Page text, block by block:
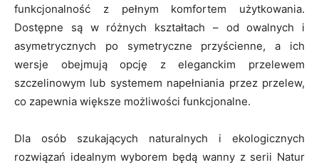
funkcjonalność z pełnym komfortem użytkowania.
Dostępne są w różnych kształtach – od owalnych i
asymetrycznych po symetryczne przyścienne, a ich
wersje obejmują opcję z eleganckim przelewem
szczelinowym lub systemem napełniania przez przelew,
co zapewnia większe możliwości funkcjonalne.
Dla osób szukających naturalnych i ekologicznych
rozwiązań idealnym wyborem będą wanny z serii Natur